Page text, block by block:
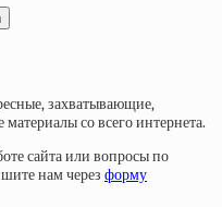
захватывающие,
со всего интернета.
сайта или вопросы по
нам через форму